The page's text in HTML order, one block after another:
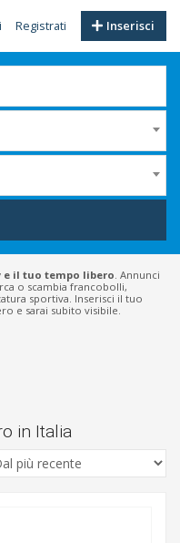
Inserisci
Registrati
e il tuo tempo libero. Annunci
o scambia francobolli,
sportiva. Inserisci il tuo
e sarai subito visibile.
in Italia